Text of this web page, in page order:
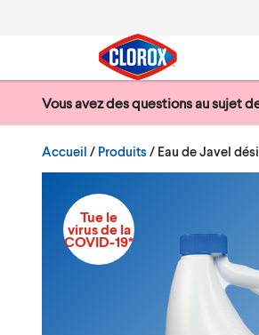
Recherche
Vous avez des questions au sujet
Accueil / Produits Courant:
Eau de Javel
Tue le
virus de la
COVID-19*